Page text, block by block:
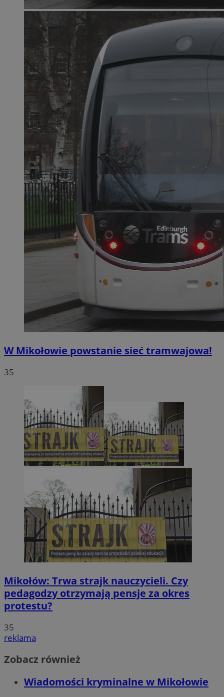
W Mikołowie powstanie sieć tramwajowa!
35
Mikołów: Trwa strajk nauczycieli. Czy
pedagodzy otrzymają pensje za okres
protestu?
35
reklama
Zobacz również
Wiadomości kryminalne w Mikołowie